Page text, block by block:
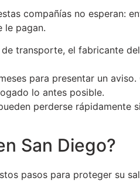
compañías no esperan:
le pagan.
transporte, el fabricante
para presentar un aviso.
lo antes posible.
perderse rápidamente
San Diego?
pasos para proteger su